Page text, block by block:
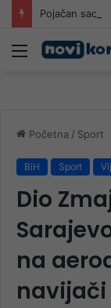
Meni
Početna / Sport
BiH Sport
Dio
na
navijači